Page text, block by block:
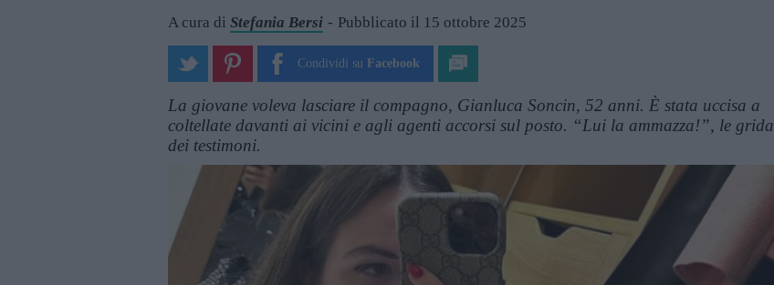
A cura di Stefania Bersi Pubblicato il 15 ottobre 2025
Condividi su Facebook
La giovane voleva lasciare il compagno, Gianluca Soncin, 52 anni. È stata uccisa a
coltellate davanti ai vicini e agli agenti accorsi sul posto. “Lui la ammazza!”, le grida
dei testimoni.